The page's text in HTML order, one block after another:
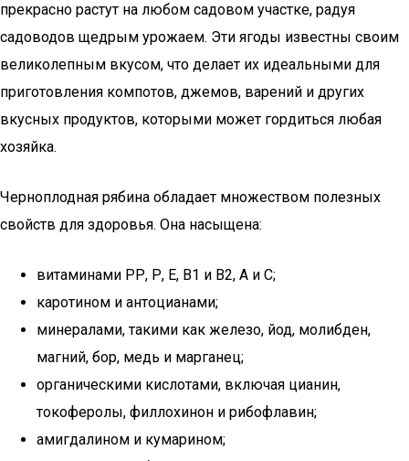
прекрасно растут на любом садовом участке, радуя
садоводов щедрым урожаем. Эти ягоды известны своим
великолепным вкусом, что делает их идеальными для
приготовления компотов, джемов, варений и других
вкусных продуктов, которыми может гордиться любая
хозяйка.
Черноплодная рябина обладает множеством полезных
свойств для здоровья. Она насыщена:
витаминами РР, Р, Е, В1 и В2, А и С;
каротином и антоцианами;
минералами, такими как железо, йод, молибден,
магний, бор, медь и марганец;
органическими кислотами, включая цианин,
токоферолы, филлохинон и рибофлавин;
амигдалином и кумарином;